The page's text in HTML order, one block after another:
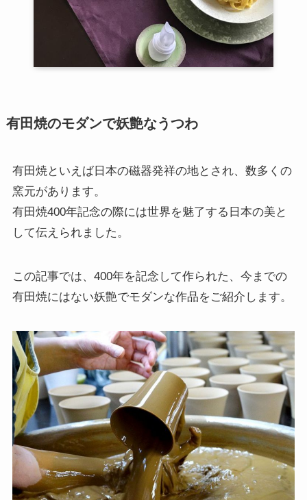
有田焼のモダンで妖艶なうつわ
有田焼といえば日本の磁器発祥の地とされ、数多くの
窯元があります。
有田焼400年記念の際には世界を魅了する日本の美と
して伝えられました。
この記事では、400年を記念して作られた、今までの
有田焼にはない妖艶でモダンな作品をご紹介します。